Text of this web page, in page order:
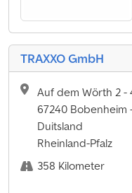
TRAXXO GmbH
Auf dem Wörth 2 -
67240 Bobenheim
Duitsland
Rheinland-Pfalz
358 Kilometer